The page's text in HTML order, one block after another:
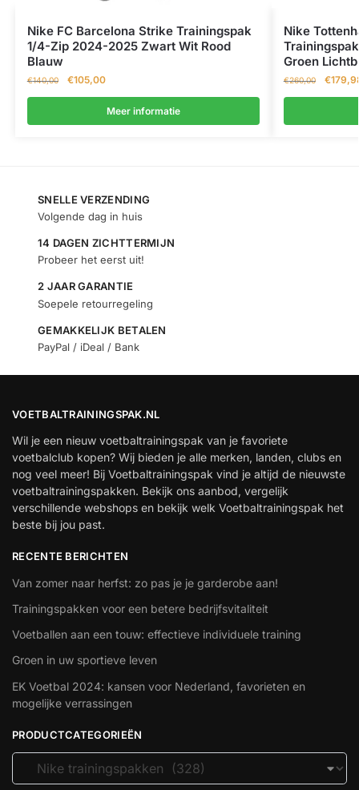
Nike FC Barcelona Strike Trainingspak
1/4-Zip 2024-2025 Zwart Wit Rood
Blauw
€140,00 €105,00
Meer informatie
Nike
Groen
€260,00 €
SNELLE VERZENDING
Volgende dag in huis
14 DAGEN ZICHTTERMIJN
Probeer het eerst uit!
2 JAAR GARANTIE
Soepele retourregeling
GEMAKKELIJK BETALEN
PayPal / iDeal / Bank
VOETBALTRAININGSPAK.NL
Wil je een nieuw voetbaltrainingspak van je favoriete
voetbalclub kopen? Wij bieden je alle merken, landen, clubs en
nog veel meer! Bij Voetbaltrainingspak vind je altijd de nieuwste
voetbaltrainingspakken. Bekijk ons aanbod, vergelijk
verschillende webshops en bekijk welk Voetbaltrainingspak het
beste bij jou past.
RECENTE BERICHTEN
Van zomer naar herfst: zo pas je je garderobe aan!
Trainingspakken voor een betere bedrijfsvitaliteit
Voetballen aan een touw: effectieve individuele training
Groen in uw sportieve leven
EK Voetbal 2024: kansen voor Nederland, favorieten en
mogelijke verrassingen
PRODUCTCATEGORIEËN